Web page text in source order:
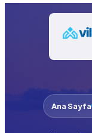
Ana Sayfa